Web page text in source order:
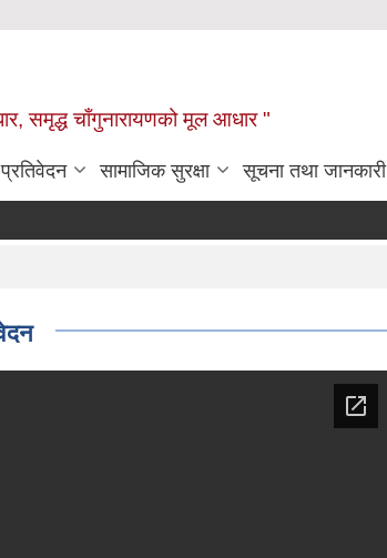
समृद्ध चाँगुनारायणको मूल आधार "
प्रतिवेदन सामाजिक सुरक्षा सूचना तथा जानकारी